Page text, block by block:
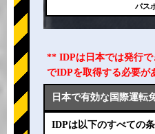
パス
** IDPは日本では発行で
でIDPを取得する必要が
日本で有効な国際運転
IDPは以下のすべての